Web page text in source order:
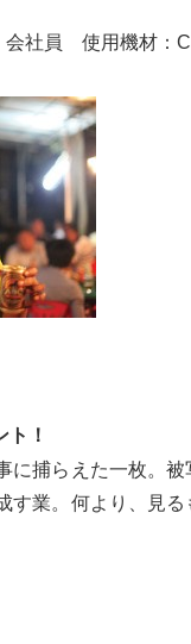
社員 使用機材：
ト！
に捕らえた一枚。被
す業。何より、見